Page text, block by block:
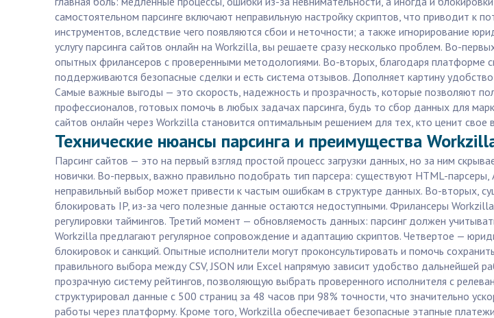
самостоятельном парсинге включают неправильную настройку скриптов, что приводит к
инструментов, вследствие чего появляются сбои и неточности; а также игнорирование
услугу парсинга сайтов онлайн на Workzilla, вы решаете сразу несколько проблем. Во-
опытных фрилансеров с проверенными методологиями. Во-вторых, благодаря платформе
поддерживаются безопасные сделки и есть система отзывов. Дополняет картину
Самые важные выгоды — это скорость, надежность и прозрачность, которые позволяют
профессионалов, готовых помочь в любых задачах парсинга, будь то сбор данных для
сайтов онлайн через Workzilla становится оптимальным решением для тех, кто ценит свое
Технические нюансы парсинга и преимущества
Парсинг сайтов — это на первый взгляд простой процесс загрузки данных, но за ним
новички. Во-первых, важно правильно подобрать тип парсера: существуют HTML-
неправильный выбор может привести к частым ошибкам в структуре данных. Во-вторых,
блокировать IP, из-за чего полезные данные остаются недоступными. Фрилансеры
регулировки таймингов. Третий момент — обновляемость данных: парсинг должен
Workzilla предлагают регулярное сопровождение и адаптацию скриптов. Четвертое —
блокировок и санкций. Опытные исполнители могут проконсультировать и помочь
правильного выбора между CSV, JSON или Excel напрямую зависит удобство
прозрачную систему рейтингов, позволяющую выбрать проверенного исполнителя с
структурировал данные с 500 страниц за 48 часов при 98% точности, что значительно
работы через платформу. Кроме того, Workzilla обеспечивает безопасные этапные